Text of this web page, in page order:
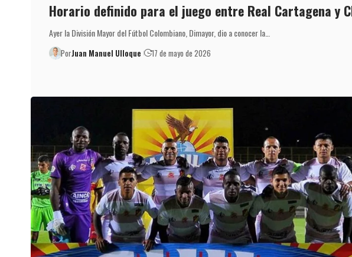
Horario definido para el juego entre Real Cartagena y
Ayer la División Mayor del Fútbol Colombiano, Dimayor, dio a conocer la…
PorJuan Manuel Ulloque 17 de mayo de 2026